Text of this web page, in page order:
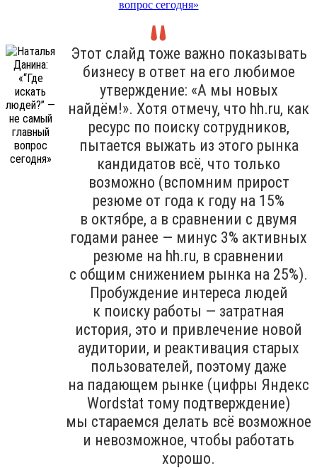
Этот слайд тоже важно показывать
бизнесу в ответ на его любимое
утверждение: «А мы новых
найдём!». Хотя отмечу, что hh.ru, как
ресурс по поиску сотрудников,
пытается выжать из этого рынка
кандидатов всё, что только
возможно (вспомним прирост
резюме от года к году на 15%
в октябре, а в сравнении с двумя
годами ранее — минус 3% активных
резюме на hh.ru, в сравнении
с общим снижением рынка на 25%).
Пробуждение интереса людей
к поиску работы — затратная
история, это и привлечение новой
аудитории, и реактивация старых
пользователей, поэтому даже
на падающем рынке (цифры Яндекс
Wordstat тому подтверждение)
мы стараемся делать всё возможное
и невозможное, чтобы работать
хорошо.